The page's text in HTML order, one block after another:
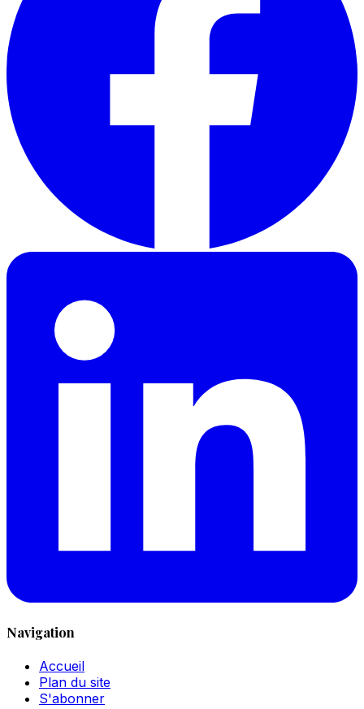
Navigation
Accueil
Plan du site
S'abonner